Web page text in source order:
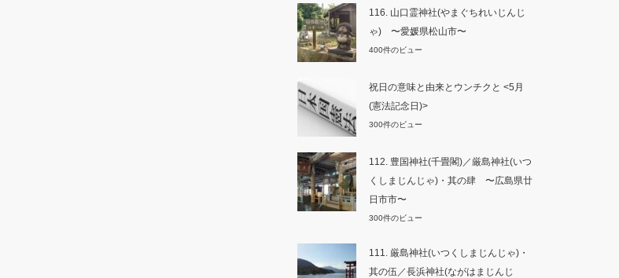
116. 山口霊神社(やまぐちれいじんじ
ゃ) 〜愛媛県松山市〜
400件のビュー
祝日の意味と由来とウンチクと <5月
(憲法記念日)>
300件のビュー
112. 豊国神社(千畳閣)／厳島神社(いつ
くしまじんじゃ)・其の肆 〜広島県廿
日市市〜
300件のビュー
111. 厳島神社(いつくしまじんじゃ)・
其の伍／長浜神社(ながはまじんじ